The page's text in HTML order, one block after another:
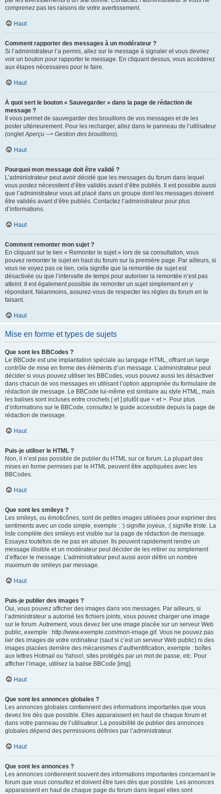
comprenez pas les raisons de votre avertissement.
Haut
Comment rapporter des messages à un modérateur ?
Si l’administrateur l’a permis, allez sur le message à signaler et vous devriez
voir un bouton pour rapporter le message. En cliquant dessus, vous accéderez
aux étapes nécessaires pour le faire.
Haut
À quoi sert le bouton « Sauvegarder » dans la page de rédaction de
message ?
Il vous permet de sauvegarder des brouillons de vos messages et de les
poster ultérieurement. Pour les recharger, allez dans le panneau de l’utilisateur
(ongletAperçu --> Gestion des brouillons).
Haut
Pourquoi mon message doit être validé ?
L’administrateur peut avoir décidé que les messages du forum dans lequel
vous postez nécessitent d’être validés avant d’être publiés. Il est possible aussi
que l’administrateur vous ait placé dans un groupe dont les messages doivent
être validés avant d’être publiés. Contactez l’administrateur pour plus
d’informations.
Haut
Comment remonter mon sujet ?
En cliquant sur le lien « Remonter le sujet » lors de sa consultation, vous
pouvez remonterle sujet en haut du forum sur la première page. Par ailleurs, si
vous ne voyez pas ce lien, cela signifie que la remontée de sujet est
désactivée ou que l’intervalle de temps pour autoriser la remontée n’est pas
atteint. Il est également possible de remonter un sujet simplement en y
répondant. Néanmoins, assurez-vous de respecter les règles du forum en le
faisant.
Haut
Mise en forme et types de sujets
Que sont les BBCodes ?
Le BBCode est une implantation spéciale au langage HTML, offrant un large
contrôle de mise en forme des éléments d’un message. L’administrateur peut
décider si vous pouvez utiliser les BBCodes, vous pouvez aussi les désactiver
dans chacun de vos messages en utilisant l’option appropriée du formulaire de
rédaction de message. Le BBCode lui-même est similaire au style HTML, mais
les balises sont incluses entre crochets [ et ] plutôt que < et >. Pour plus
d’informations sur le BBCode, consultez le guide accessible depuis la page de
rédaction de message.
Haut
Puis-je utiliser le HTML ?
Non, il n’est pas possible de publier du HTML sur ce forum. La plupart des
mises en forme permises par le HTML peuvent être appliquées avec les
BBCodes.
Haut
Que sont les smileys ?
Les smileys, ou émoticônes, sont de petites images utilisées pour exprimer des
sentiments avec un code simple, exemple : :) signifie joyeux, :( signifie triste. La
liste complète des smileys est visible sur la page de rédaction de message.
Essayez toutefois de ne pas en abuser. Ils peuvent rapidement rendre un
message illisible et un modérateur peut décider de les retirer ou simplement
d’effacer le message. L’administrateur peut aussi avoir défini un nombre
maximum de smileys par message.
Haut
Puis-je publier des images ?
Oui, vous pouvez afficher des images dans vos messages. Par ailleurs, si
l’administrateur a autorisé les fichiers joints, vous pouvez charger une image
sur le forum. Autrement, vous devez lier une image placée sur un serveur Web
public, exemple : http://www.exemple.com/mon-image.gif. Vous ne pouvez pas
lier des images de votre ordinateur (sauf si c’est un serveur Web public) ni des
images placées derrière des mécanismes d’authentification, exemple : boîtes
aux lettres Hotmail ou Yahoo!, sites protégés par un mot de passe, etc. Pour
afficher l’image, utilisez la balise BBCode [img].
Haut
Que sont les annonces globales ?
Les annonces globales contiennent des informations importantes que vous
devez lire dès que possible. Elles apparaissent en haut de chaque forum et
dans votre panneau de l’utilisateur. La possibilité de publier des annonces
globales dépend des permissions définies par l’administrateur.
Haut
Que sont les annonces ?
Les annonces contiennent souvent des informations importantes concernant le
forum que vous consultez et doivent être lues dès que possible. Les annonces
apparaissent en haut de chaque page du forum dans lequel elles sont